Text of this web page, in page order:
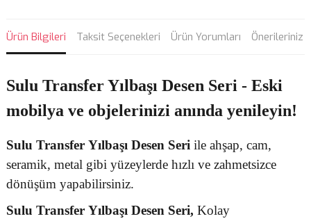
Ürün Bilgileri Taksit Seçenekleri Ürün Yorumları Önerileriniz
Sulu Transfer Yılbaşı Desen Seri - Eski
mobilya ve objelerinizi anında yenileyin!
Sulu Transfer Yılbaşı Desen Seri ile ahşap, cam,
seramik, metal gibi yüzeylerde hızlı ve zahmetsizce
dönüşüm yapabilirsiniz.
Sulu Transfer Yılbaşı Desen Seri, Kolay